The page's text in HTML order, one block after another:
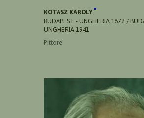
KOTASZ KAROLY
BUDAPEST - UNGHERIA 1872 /
UNGHERIA 1941
Pittore